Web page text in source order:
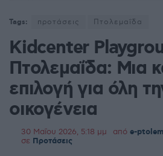
Tags: προτάσεις Πτολεμαΐδα
Kidcenter
Πτολεμαΐδα: Μια
επιλογή για όλη
οικογένεια
30 Μαΐου 2026, 5:18 μμ από e-
σε Προτάσεις